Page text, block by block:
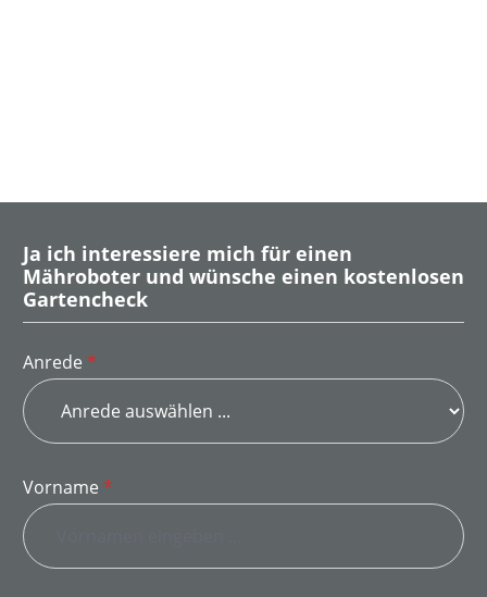
Ja ich interessiere mich für einen
Mähroboter und wünsche einen kostenlosen
Gartencheck
Anrede *
Vorname *